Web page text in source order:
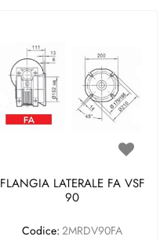
FLANGIA LATERALE FA VSF
90
Codice: 2MRDV90FA